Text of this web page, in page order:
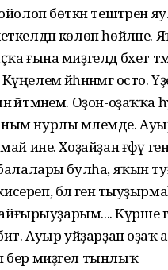
бөткән тештәрен
көлөп һөйләне.
ғына миҙгелдә бәхет
йәһәннәмгә осто.
әйтмәнем. Оҙон-оҙаҡҡа
нурлы мәлемде.
ине. Хоҙайҙан ғәфү
булһа, яҡын
бәлә генә
ҡайғырыуҙарым.... Күрше
бит. Ауыр уйҙарҙан
бер миҙгел тынлыҡ